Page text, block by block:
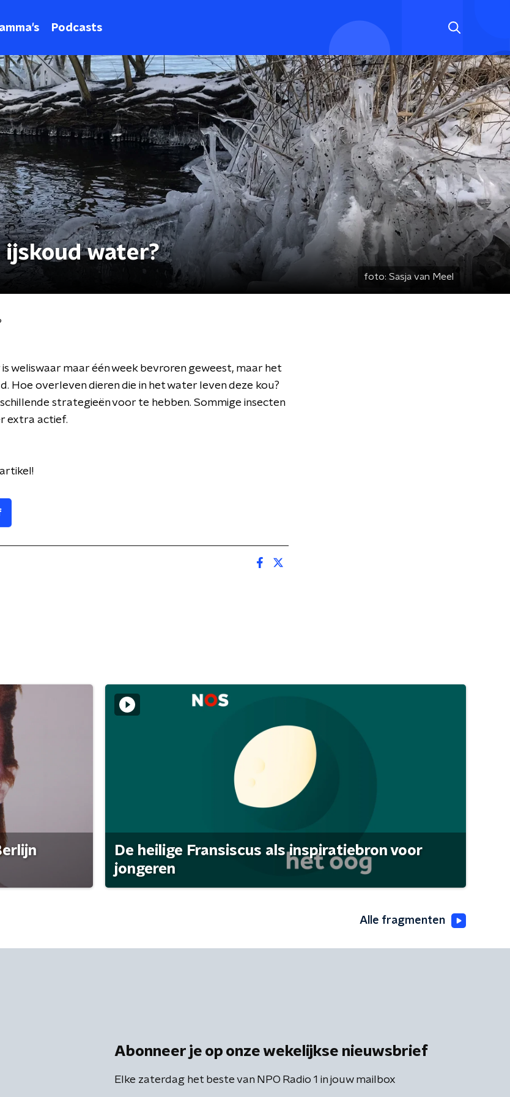
Podcasts
ijskoud water?
foto: Sasja van Meel
weliswaar maar één week bevroren geweest, maar het
Hoe overleven dieren die in het water leven deze kou?
strategieën voor te hebben. Sommige insecten
extra actief.
De heilige Fransiscus als inspiratiebron voor
jongeren
Alle fragmenten
Abonneer je op onze wekelijkse nieuwsbrief
Elke zaterdag het beste van NPO Radio 1 in jouw mailbox